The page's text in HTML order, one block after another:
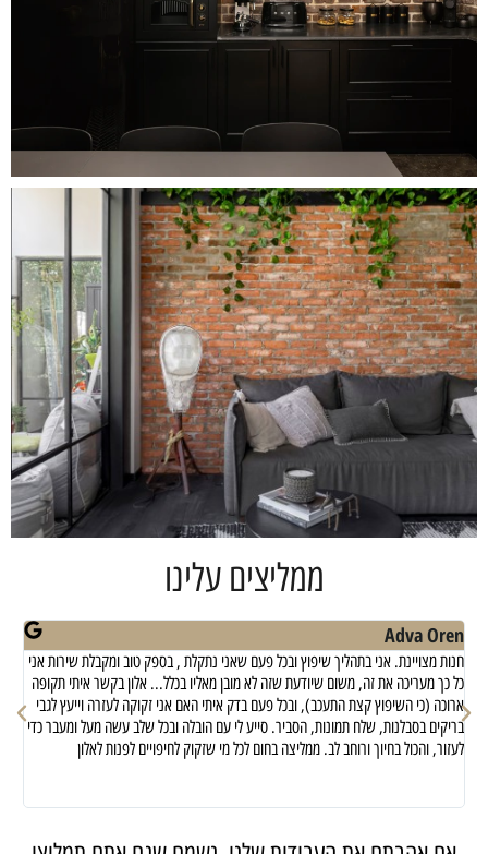
ממליצים עלינו
Adva Oren
חנות מצויינת. אני בתהליך שיפוץ ובכל פעם שאני נתקלת , בספק טוב ומקבלת שירות אני
כל כך מעריכה את זה, משום שיודעת שזה לא מובן מאליו בכלל... אלון בקשר איתי תקופה
ארוכה (כי השיפוץ קצת התעכב), ובכל פעם בדק איתי האם אני זקוקה לעזרה וייעץ לגבי
בריקים בסבלנות, שלח תמונות, הסביר. סייע לי עם הובלה ובכל שלב עשה מעל ומעבר כדי
לעזור, והכול בחיוך ורוחב לב. ממליצה בחום לכל מי שזקוק לחיפויים לפנות לאלון